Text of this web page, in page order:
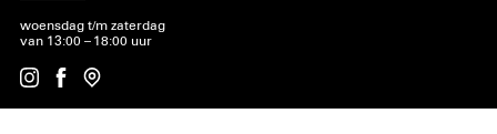
woensdag t/m zaterdag
van 13:00 – 18:00 uur